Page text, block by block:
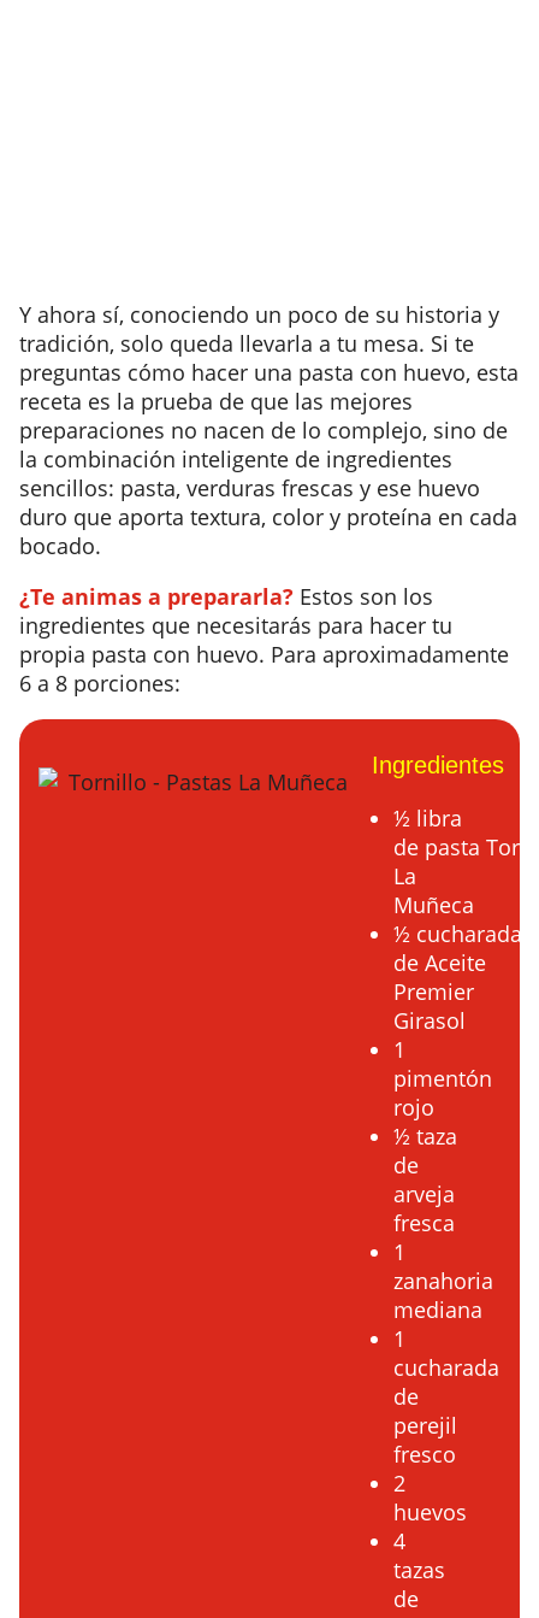
Y ahora sí, conociendo un poco de su historia y
tradición, solo queda llevarla a tu mesa. Si te
preguntas cómo hacer una pasta con huevo, esta
receta es la prueba de que las mejores
preparaciones no nacen de lo complejo, sino de
la combinación inteligente de ingredientes
sencillos: pasta, verduras frescas y ese huevo
duro que aporta textura, color y proteína en cada
bocado.
¿Te animas a prepararla? Estos son los
ingredientes que necesitarás para hacer tu
propia pasta con huevo. Para aproximadamente
6 a 8 porciones:
Ingredientes
½ libra
de pasta
La
Muñeca
½ cucharada
de Aceite
Premier
Girasol
1
pimentón
rojo
½ taza
de
arveja
fresca
1
zanahoria
mediana
1
cucharada
de
perejil
fresco
2
huevos
4
tazas
de